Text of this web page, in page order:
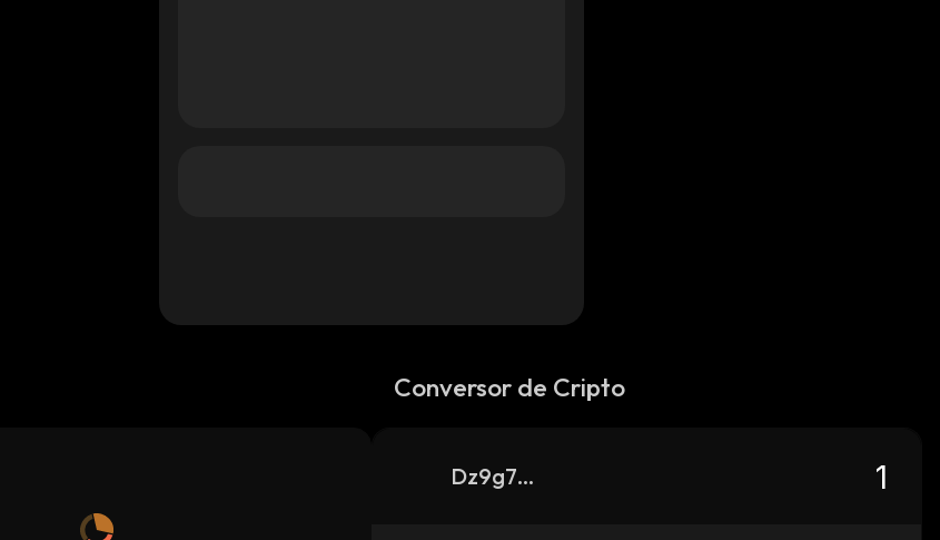
Conversor de Cripto
Dz9g7KgGNQBXHTZ2sn58PXPvjN9SYY47h74oz1aF3Msm_solana